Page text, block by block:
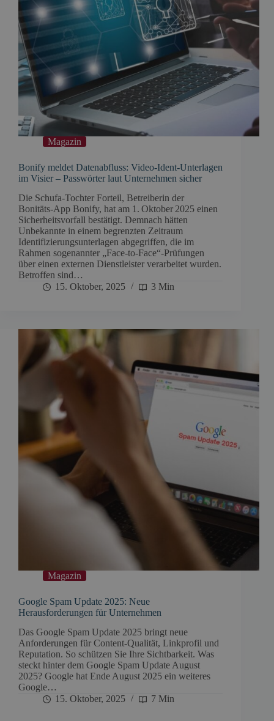
Magazin
Bonify meldet Datenabfluss: Video‑Ident-Unterlagen
im Visier – Passwörter laut Unternehmen sicher
Die Schufa‑Tochter Forteil, Betreiberin der
Bonitäts‑App Bonify, hat am 1. Oktober 2025 einen
Sicherheitsvorfall bestätigt. Demnach hätten
Unbekannte in einem begrenzten Zeitraum
Identifizierungsunterlagen abgegriffen, die im
Rahmen sogenannter „Face‑to‑Face“-Prüfungen
über einen externen Dienstleister verarbeitet wurden.
Betroffen sind…
15. Oktober, 2025
3 Min
Magazin
Google Spam Update 2025: Neue
Herausforderungen für Unternehmen
Das Google Spam Update 2025 bringt neue
Anforderungen für Content-Qualität, Linkprofil und
Reputation. So schützen Sie Ihre Sichtbarkeit. Was
steckt hinter dem Google Spam Update August
2025? Google hat Ende August 2025 ein weiteres
Google…
15. Oktober, 2025
7 Min